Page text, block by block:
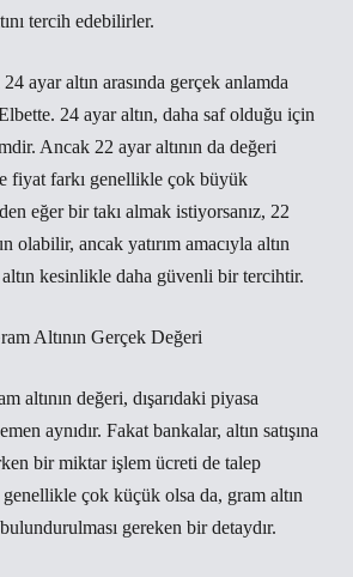
tercih edebilirler.
ayar altın arasında gerçek anlamda
24 ayar altın, daha saf olduğu için
Ancak 22 ayar altının da değeri
fiyat farkı genellikle çok büyük
eğer bir takı almak istiyorsanız, 22
olabilir, ancak yatırım amacıyla altın
altın kesinlikle daha güvenli bir tercihtir.
Altının Gerçek Değeri
altının değeri, dışarıdaki piyasa
aynıdır. Fakat bankalar, altın satışına
bir miktar işlem ücreti de talep
çok küçük olsa da, gram altın
gereken bir detaydır.